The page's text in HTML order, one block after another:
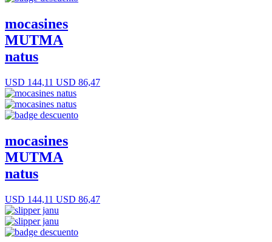
mocasines
MUTMA
natus
USD 144,11 USD 86,47
mocasines
MUTMA
natus
USD 144,11 USD 86,47